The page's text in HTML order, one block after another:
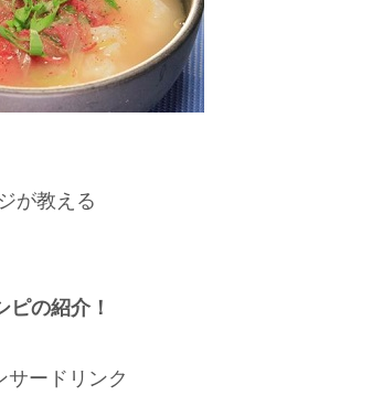
が教える
の紹介！
サードリンク